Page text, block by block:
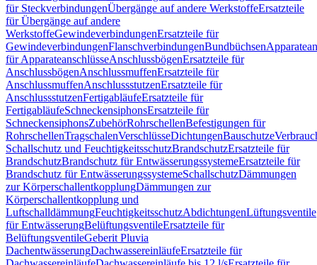
für SteckverbindungenÜbergänge auf andere WerkstoffeErsatzteile
für Übergänge auf andere
WerkstoffeGewindeverbindungenErsatzteile für
GewindeverbindungenFlanschverbindungenBundbüchsen
für ApparateanschlüsseAnschlussbögenErsatzteile für
AnschlussbögenAnschlussmuffenErsatzteile für
AnschlussmuffenAnschlussstutzenErsatzteile für
AnschlussstutzenFertigabläufeErsatzteile für
FertigabläufeSchneckensiphonsErsatzteile für
SchneckensiphonsZubehörRohrschellenBefestigungen für
RohrschellenTragschalenVerschlüsseDichtungenBauschutze
Schallschutz und FeuchtigkeitsschutzBrandschutzErsatzteile für
BrandschutzBrandschutz für EntwässerungssystemeErsatzteile für
Brandschutz für EntwässerungssystemeSchallschutzDämmungen
zur KörperschallentkopplungDämmungen zur
Körperschallentkopplung und
LuftschalldämmungFeuchtigkeitsschutzAbdichtungenLüftungsventile
für EntwässerungBelüftungsventileErsatzteile für
BelüftungsventileGeberit Pluvia
DachentwässerungDachwassereinläufeErsatzteile für